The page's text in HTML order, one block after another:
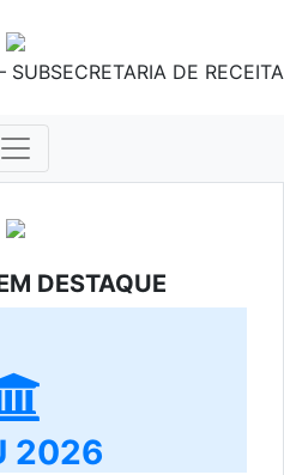
SUBSECRETARIA DE RECEITA
DESTAQUE
2026